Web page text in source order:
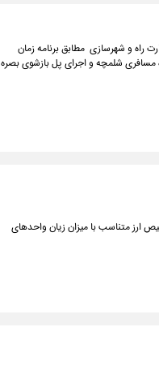
راه و شهرسازی مطابق برنامه زمان
مسافری شلمچه و اجرای پل بازشوی بصره
متناسب با میزان زیان واحدهای